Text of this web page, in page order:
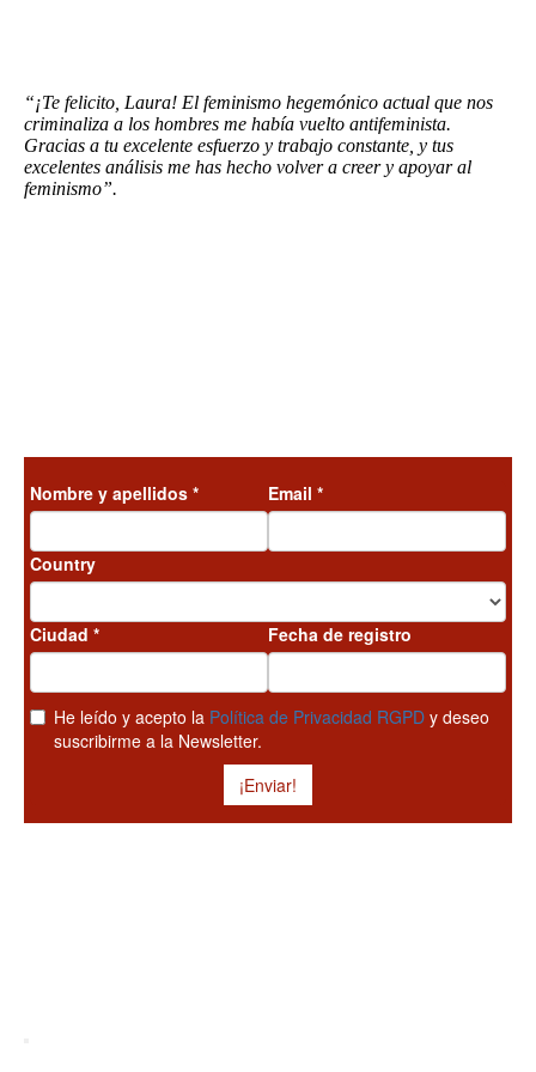
“¡Te felicito, Laura! El feminismo hegemónico actual que nos
criminaliza a los hombres me había vuelto antifeminista.
Gracias a tu excelente esfuerzo y trabajo constante, y tus
excelentes análisis me has hecho volver a creer y apoyar al
feminismo”.